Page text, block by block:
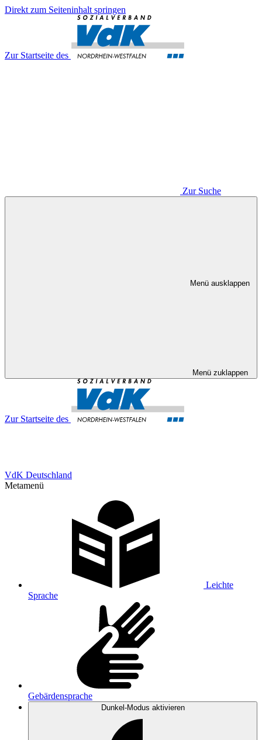
Direkt zum Seiteninhalt springen
Zur Startseite des
Zur Suche
Menü ausklappen
Menü zuklappen
Zur Startseite des
VdK Deutschland
Metamenü
Leichte
Sprache
Gebärdensprache
Dunkel-Modus aktivieren